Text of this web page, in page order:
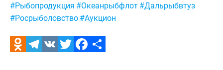
#Рыбопродукция #Океанрыбфлот #Дальрыбвтуз
#Росрыболовство #Аукцион